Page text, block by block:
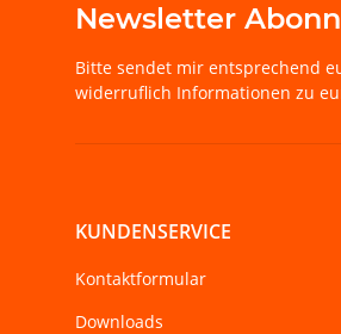
Newsletter
Bitte sendet mir entsprechend
widerruflich Informationen zu
KUNDENSERVICE
Kontaktformular
Downloads